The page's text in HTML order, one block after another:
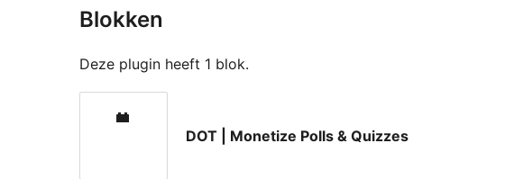
Blokken
Deze plugin heeft 1 blok.
DOT | Monetize Polls & Quizzes